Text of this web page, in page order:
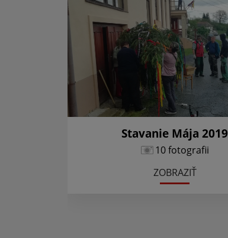
Stavanie Mája 2019
10 fotografii
ZOBRAZIŤ